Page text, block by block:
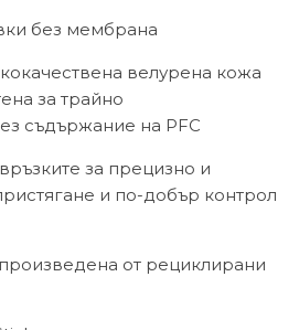
без мембрана
велурена кожа
за трайно
съдържание на PFC
за прецизно и
и по-добър контрол
от рециклирани